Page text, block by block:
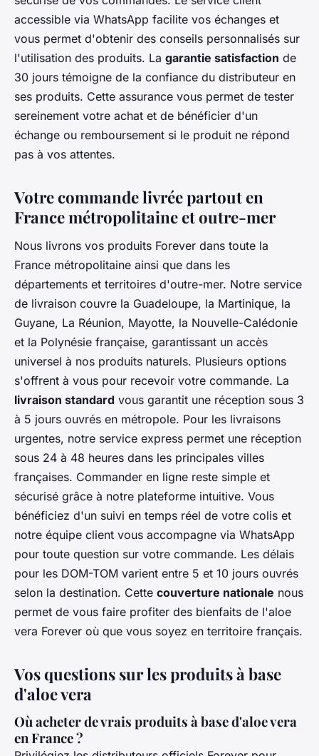
accessible via WhatsApp facilite vos échanges et
vous permet d'obtenir des conseils personnalisés sur
l'utilisation des produits. La garantie satisfaction de
30 jours témoigne de la confiance du distributeur en
ses produits. Cette assurance vous permet de tester
sereinement votre achat et de bénéficier d'un
échange ou remboursement si le produit ne répond
pas à vos attentes.
Votre commande livrée partout en
France métropolitaine et outre-mer
Nous livrons vos produits Forever dans toute la
France métropolitaine ainsi que dans les
départements et territoires d'outre-mer. Notre service
de livraison couvre la Guadeloupe, la Martinique, la
Guyane, La Réunion, Mayotte, la Nouvelle-Calédonie
et la Polynésie française, garantissant un accès
universel à nos produits naturels. Plusieurs options
s'offrent à vous pour recevoir votre commande. La
livraison standard vous garantit une réception sous 3
à 5 jours ouvrés en métropole. Pour les livraisons
urgentes, notre service express permet une réception
sous 24 à 48 heures dans les principales villes
françaises. Commander en ligne reste simple et
sécurisé grâce à notre plateforme intuitive. Vous
bénéficiez d'un suivi en temps réel de votre colis et
notre équipe client vous accompagne via WhatsApp
pour toute question sur votre commande. Les délais
pour les DOM-TOM varient entre 5 et 10 jours ouvrés
selon la destination. Cette couverture nationale nous
permet de vous faire profiter des bienfaits de l'aloe
vera Forever où que vous soyez en territoire français.
Vos questions sur les produits à base
d'aloe vera
Où acheter de vrais produits à base d'aloe vera
en France ?